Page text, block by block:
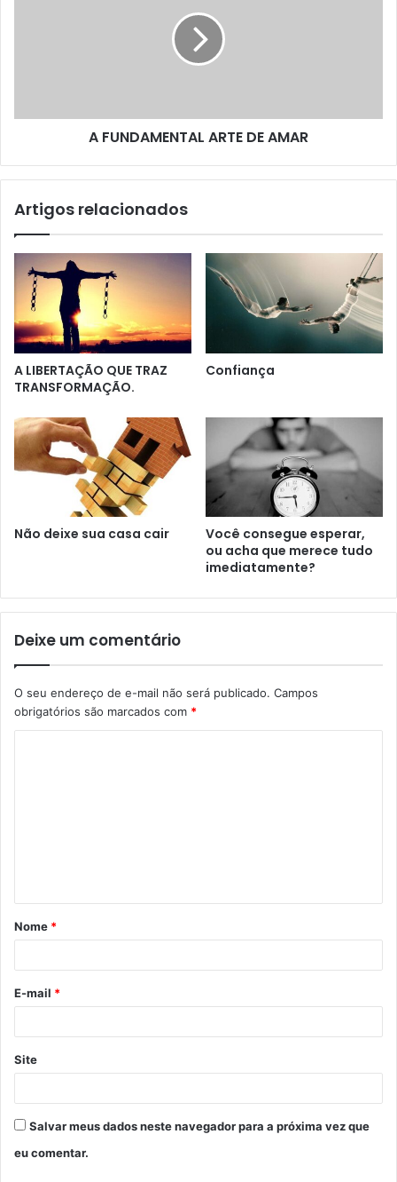
A FUNDAMENTAL ARTE DE AMAR
Artigos relacionados
A LIBERTAÇÃO QUE TRAZ
TRANSFORMAÇÃO.
Confiança
Não deixe sua casa cair
Você consegue esperar,
ou acha que merece tudo
imediatamente?
Deixe um comentário
O seu endereço de e-mail não será publicado. Campos
obrigatórios são marcados com *
á
r
*
Nome *
E-mail *
Site
Salvar meus dados neste navegador para a próxima vez que
eu comentar.